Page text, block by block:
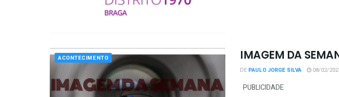
ACONTECIMENTO IMAGEM DA
DE PAULO JORGE SILVA 08/02/
PUBLICIDADE